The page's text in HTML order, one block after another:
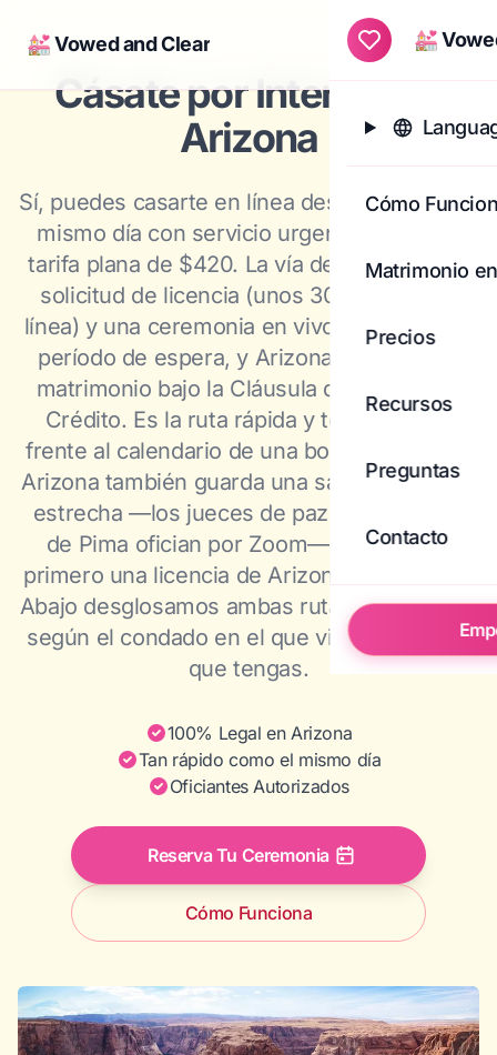
💒 Vowed and Clear 💒
Cómo
Matrimonio
Precios
Recursos
Preguntas
Contacto
Cásate por Internet en
Arizona
Sí, puedes casarte en línea desde Arizona: el
mismo día con servicio urgente y por una
tarifa plana de $420. La vía de Utah junta la
solicitud de licencia (unos 30 minutos en
línea) y una ceremonia en vivo por video sin
período de espera, y Arizona reconoce el
matrimonio bajo la Cláusula de Plena Fe y
Crédito. Es la ruta rápida y todo incluido
frente al calendario de una boda tradicional.
Arizona también guarda una salida local muy
estrecha —los jueces de paz del Condado
de Pima ofician por Zoom—, pero exige
primero una licencia de Arizona en persona.
Abajo desglosamos ambas rutas en paralelo,
según el condado en el que vivas y el plazo
que tengas.
100% Legal en Arizona
Tan rápido como el mismo día
Oficiantes Autorizados
Reserva Tu Ceremonia
Cómo Funciona